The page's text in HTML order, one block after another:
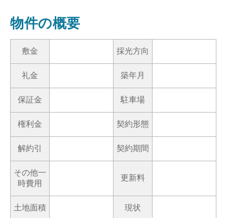
物件の概要
敷金 採光方向
礼金 築年月
保証金 駐車場
権利金 契約形態
解約引 契約期間
その他一
時費用
更新料
土地面積 現状